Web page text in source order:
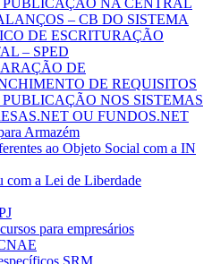
– CB DO SISTEMA
DE ESCRITURAÇÃO
– SPED
DE
DE REQUISITOS
PUBLICAÇÃO NOS SISTEMAS
OU FUNDOS.NET
Armazém
ao Objeto Social com a IN
com a Lei de Liberdade
para empresários
SRM